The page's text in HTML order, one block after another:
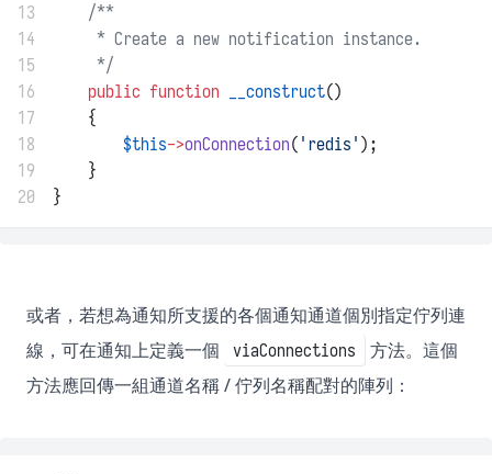
13
/**
14
     * Create a new notification instance.
15
     */
16
public function __construct()
17
    {
18
$this->onConnection( 'redis' );
19
    }
20
}
或者，若想為通知所支援的各個通知通道個別指定佇列連
線，可在通知上定義一個
viaConnections
方法。這個
方法應回傳一組通道名稱 / 佇列名稱配對的陣列：